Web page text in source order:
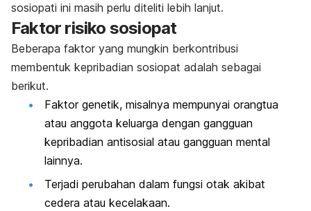
sosiopati ini masih perlu diteliti lebih lanjut.
Faktor risiko sosiopat
Beberapa faktor yang mungkin berkontribusi
membentuk kepribadian sosiopat adalah sebagai
berikut.
Faktor genetik, misalnya mempunyai orangtua
atau anggota keluarga dengan gangguan
kepribadian antisosial atau gangguan mental
lainnya.
Terjadi perubahan dalam fungsi otak akibat
cedera atau kecelakaan.